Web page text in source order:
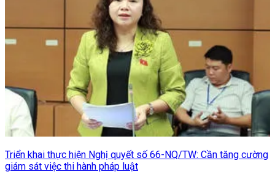
Triển khai thực hiện Nghị quyết số 66-NQ/TW: Cần tăng cường
giám sát việc thi hành pháp luật